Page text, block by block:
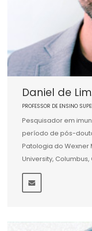
Daniel de
PROFESSOR DE ENSINO
Pesquisador em
período de pós-
Patologia do Wexner
University,